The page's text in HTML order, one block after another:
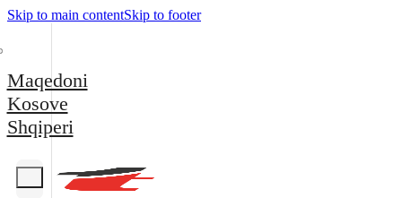
Skip to main contentSkip to footer
Maqedoni
Kosove
Shqiperi